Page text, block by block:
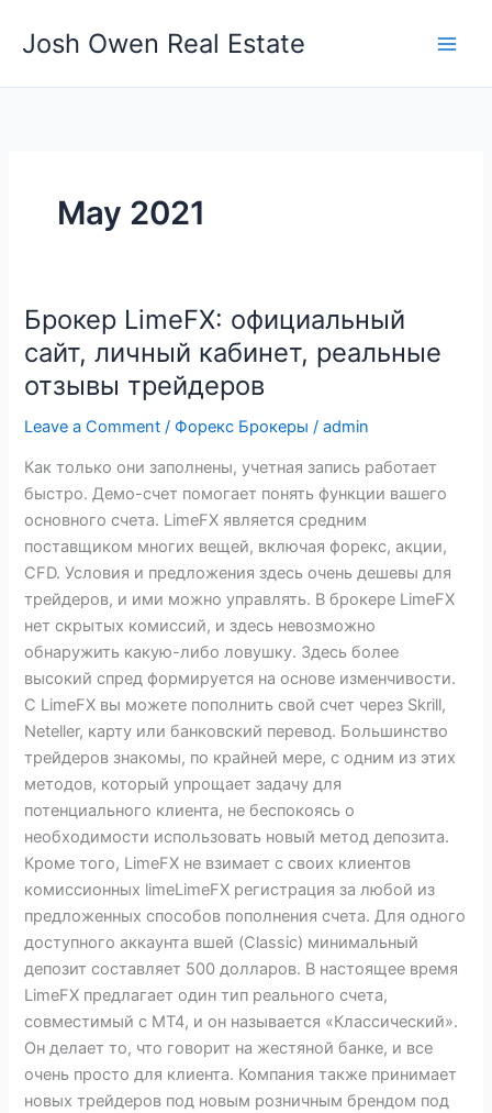
Josh Owen Real Estate
May 2021
Брокер LimeFX: официальный
сайт, личный кабинет, реальные
отзывы трейдеров
Leave a Comment / Форекс Брокеры /admin
Как только они заполнены, учетная запись работает
быстро. Демо-счет помогает понять функции вашего
основного счета. LimeFX является средним
поставщиком многих вещей, включая форекс, акции,
CFD. Условия и предложения здесь очень дешевы для
трейдеров, и ими можно управлять. В брокере LimeFX
нет скрытых комиссий, и здесь невозможно
обнаружить какую-либо ловушку. Здесь более
высокий спред формируется на основе изменчивости.
С LimeFX вы можете пополнить свой счет через Skrill,
Neteller, карту или банковский перевод. Большинство
трейдеров знакомы, по крайней мере, с одним из этих
методов, который упрощает задачу для
потенциального клиента, не беспокоясь о
необходимости использовать новый метод депозита.
Кроме того, LimeFX не взимает с своих клиентов
комиссионных limeLimeFX регистрация за любой из
предложенных способов пополнения счета. Для одного
доступного аккаунта вшей (Classic) минимальный
депозит составляет 500 долларов. В настоящее время
LimeFX предлагает один тип реального счета,
совместимый с MT4, и он называется «Классический».
Он делает то, что говорит на жестяной банке, и все
очень просто для клиента. Компания также принимает
новых трейдеров под новым розничным брендом под
Брокер
LimeFX:
официальный
сайт,
личный
реальные
отзывы
трейдеров